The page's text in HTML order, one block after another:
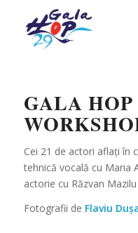
GALA HOP
Cei 21 de actori aflați în
tehnică vocală cu Maria
actorie cu Răzvan
Fotografii de Flaviu